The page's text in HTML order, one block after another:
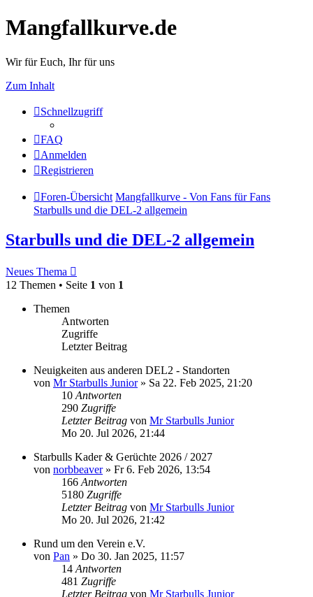
Mangfallkurve.de
Wir für Euch, Ihr für uns
Zum Inhalt
Schnellzugriff
FAQ
Anmelden
Registrieren
Foren-Übersicht Mangfallkurve - Von Fans für Fans
Starbulls und die DEL-2 allgemein
Starbulls und die DEL-2 allgemein
Neues Thema
12 Themen • Seite 1 von 1
Themen
Antworten
Zugriffe
Letzter Beitrag
Neuigkeiten aus anderen DEL2 - Standorten
von Mr Starbulls Junior» Sa 22. Feb 2025, 21:20
10 Antworten
290 Zugriffe
Letzter Beitrag von Mr Starbulls Junior
Mo 20. Jul 2026, 21:44
Starbulls Kader & Gerüchte 2026 / 2027
von norbbeaver» Fr 6. Feb 2026, 13:54
166 Antworten
5180 Zugriffe
Letzter Beitrag von Mr Starbulls Junior
Mo 20. Jul 2026, 21:42
Rund um den Verein e.V.
von Pan » Do 30. Jan 2025, 11:57
14 Antworten
481 Zugriffe
Letzter Beitrag von Mr Starbulls Junior